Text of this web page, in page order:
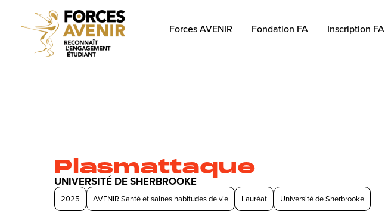
Forces AVENIR Fondation FA Inscription FA
Plasmattaque
UNIVERSITÉ DE SHERBROOKE
2025 AVENIR Santé et saines habitudes de vie Lauréat Université de Sherbrooke